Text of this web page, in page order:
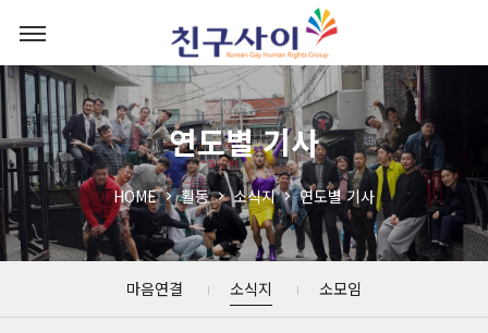
연도별 기사
HOME 활동 소식지 연도별 기사
마음연결 소식지 소모임